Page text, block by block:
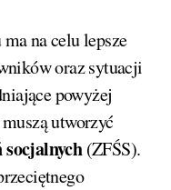
na celu lepsze
oraz sytuacji
powyżej
utworzyć
(ZFŚS).